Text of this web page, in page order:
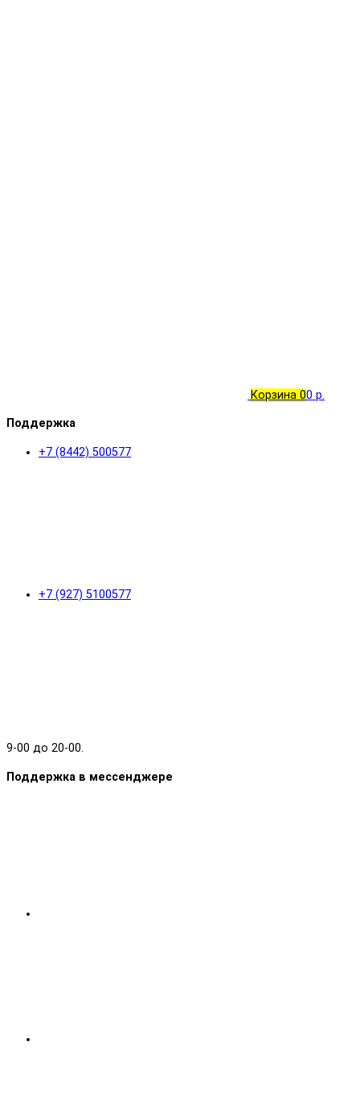
Корзина 00 р.
Поддержка
+7 (8442) 500577
+7 (927) 5100577
9-00 до 20-00.
Поддержка в мессенджере